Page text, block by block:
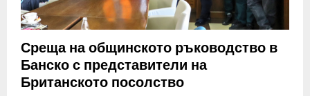
Среща на общинското ръководство в
Банско с представители на
Британското посолство